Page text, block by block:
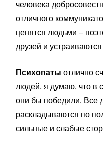
человека
отличного
ценятся людьми –
друзей и
Психопаты отлично
людей, я думаю, что в
они бы победили. Все
раскладываются по
сильные и слабые